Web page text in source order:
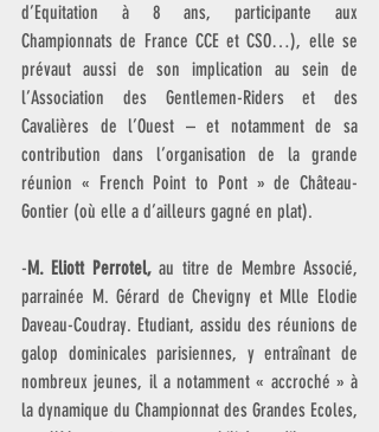
d’Equitation à 8 ans, participante aux
Championnats de France CCE et CSO…), elle se
prévaut aussi de son implication au sein de
l’Association des Gentlemen-Riders et des
Cavalières de l’Ouest – et notamment de sa
contribution dans l’organisation de la grande
réunion « French Point to Pont » de Château-
Gontier (où elle a d’ailleurs gagné en plat).
-M. Eliott Perrotel, au titre de Membre Associé,
parrainée M. Gérard de Chevigny et Mlle Elodie
Daveau-Coudray. Etudiant, assidu des réunions de
galop dominicales parisiennes, y entraînant de
nombreux jeunes, il a notamment « accroché » à
la dynamique du Championnat des Grandes Ecoles,